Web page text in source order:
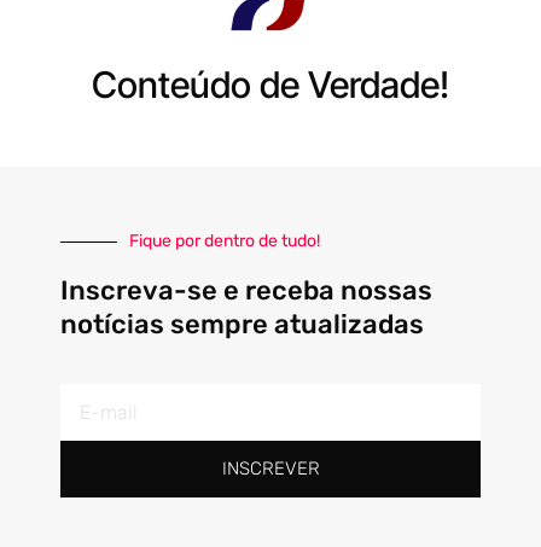
Conteúdo de Verdade!
Fique por dentro de tudo!
Inscreva-se e receba nossas
notícias sempre atualizadas
mail
INSCREVER